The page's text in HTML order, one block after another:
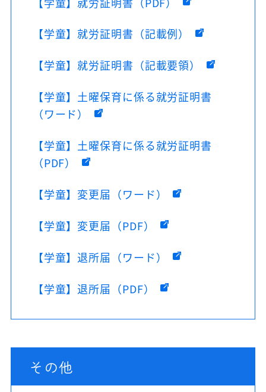
【学童】就労証明書（記載例）
【学童】就労証明書（記載要領）
【学童】土曜保育に係る就労証明書
（ワード）
【学童】土曜保育に係る就労証明書
（PDF）
【学童】変更届（ワード）
【学童】変更届（PDF）
【学童】退所届（ワード）
【学童】退所届（PDF）
その他